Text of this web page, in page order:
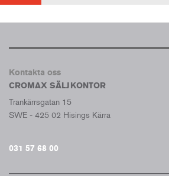
Kontakta oss
CROMAX SÄLJKONTOR
Trankärrsgatan 15
SWE - 425 02 Hisings Kärra
031 57 68 00